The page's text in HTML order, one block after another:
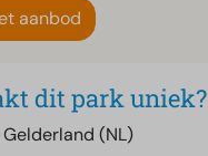
aanbod
dit park uniek?
(NL)